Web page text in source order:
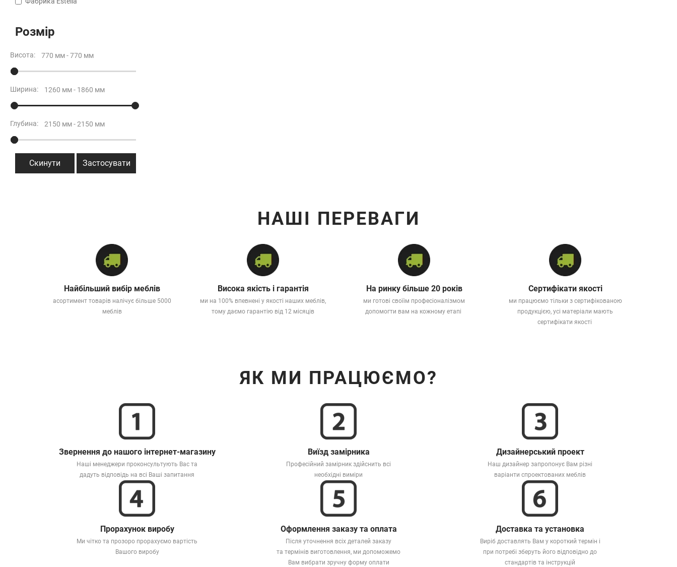
Розмір
Висота:
Ширина:
Глубина:
Скинути Застосувати
НАШІ ПЕРЕВАГИ
Найбільший вибір меблів
асортимент товарів налічує більше 5000
меблів
Висока якість і гарантія
ми на 100% впевнені у якості наших меблів,
тому даємо гарантію від 12 місяців
На ринку більше 20 років
ми готові своїім професіоналізмом
допомогти вам на кожному етапі
Сертифікати якості
ми працюємо тільки з сертифікованою
продукцією, усі матеріали мають
сертифікати якості
ЯК МИ ПРАЦЮЄМО?
Звернення до нашого інтернет-магазину
Наші менеджери проконсультують Вас та
дадуть відповідь на всі Ваші запитання
Виїзд замірника
Професійний замірник здійснить всі
необхідні виміри
Дизайнерський проект
Наш дизайнер запропонує Вам різні
варіанти спроектованих меблів
Прорахунок виробу
Ми чітко та прозоро прорахуємо вартість
Вашого виробу
Оформлення заказу та оплата
Після уточнення всіх деталей заказу
та термінів виготовлення, ми допоможемо
Вам вибрати зручну форму оплати
Доставка та установка
Виріб доставлять Вам у короткий термін і
при потребі зберуть його відповідно до
стандартів та інструкцій